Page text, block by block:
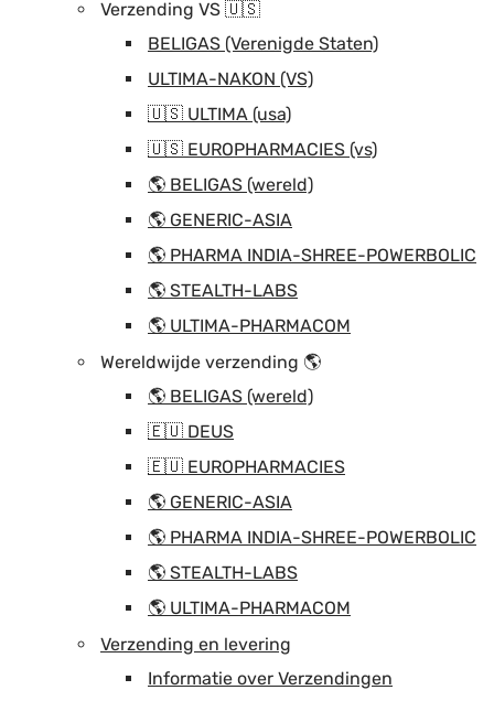
Verzending VS 🇺🇸
BELIGAS (Verenigde Staten)
ULTIMA-NAKON (VS)
🇺🇸 ULTIMA (usa)
🇺🇸 EUROPHARMACIES (vs)
🌎 BELIGAS (wereld)
🌎 GENERIC-ASIA
🌎 PHARMA INDIA-SHREE-POWERBOLIC
🌎 STEALTH-LABS
🌎 ULTIMA-PHARMACOM
Wereldwijde verzending 🌎
🌎 BELIGAS (wereld)
🇪🇺 DEUS
🇪🇺 EUROPHARMACIES
🌎 GENERIC-ASIA
🌎 PHARMA INDIA-SHREE-POWERBOLIC
🌎 STEALTH-LABS
🌎 ULTIMA-PHARMACOM
Verzending en levering
Informatie over Verzendingen